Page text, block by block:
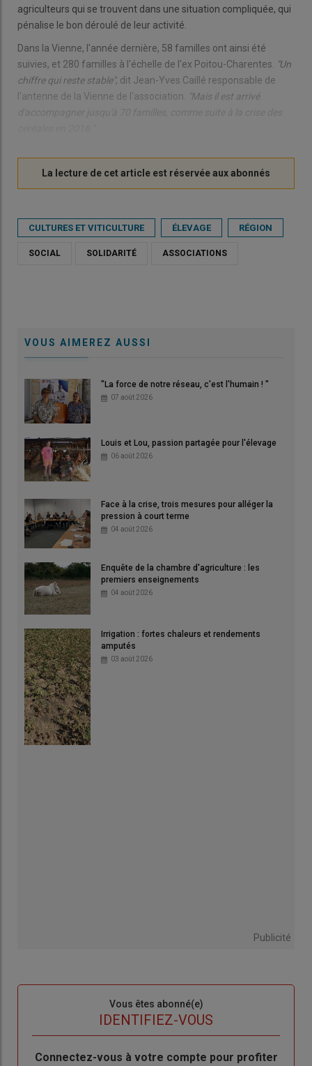
agriculteurs qui se trouvent dans une situation compliquée, qui
pénalise le bon déroulé de leur activité.
Dans la Vienne, l'année dernière, 58 familles ont ainsi été
suivies, et 280 familles à l'échelle de l'ex Poitou-Charentes. "Un
chiffre qui reste stable", dit Jean-Yves Caillé responsable de
l'antenne de la Vienne de l'association. "Mais il est arrivé
CULTURES ET VITICULTURE ÉLEVAGE RÉGION
SOCIAL SOLIDARITÉ ASSOCIATIONS
VOUS AIMEREZ AUSSI
"La force de notre réseau, c'est l'humain ! "
07 août 2026
Louis et Lou, passion partagée pour l'élevage
06 août 2026
Face à la crise, trois mesures pour alléger la
pression à court terme
04 août 2026
Enquête de la chambre d'agriculture : les
premiers enseignements
04 août 2026
Irrigation : fortes chaleurs et rendements
amputés
03 août 2026
Publicité
Vous êtes abonné(e)
IDENTIFIEZ-VOUS
Body
Connectez-vous à votre compte pour profiter